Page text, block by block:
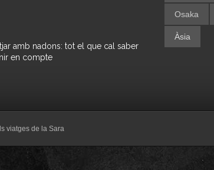
amb nadons: tot el que cal saber
en compte
Osaka
Àsia
viatges de la Sara